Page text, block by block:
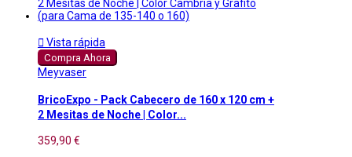
 Vista rápida
Compra Ahora
Meyvaser
BricoExpo - Pack Cabecero de 160 x 120 cm +
2 Mesitas de Noche | Color...
359,90 €